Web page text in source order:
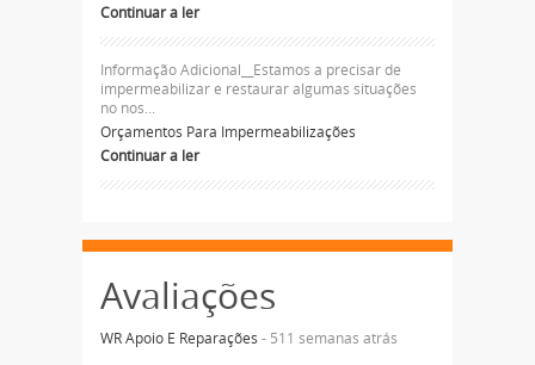
Continuar a ler
Informação Adicional__Estamos a precisar de
impermeabilizar e restaurar algumas situações
no nos...
Orçamentos Para Impermeabilizações
Continuar a ler
Avaliações
WR Apoio E Reparações - 511 semanas atrás